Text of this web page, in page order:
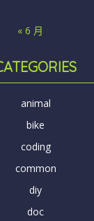
« 6 月
animal
bike
coding
common
diy
doc